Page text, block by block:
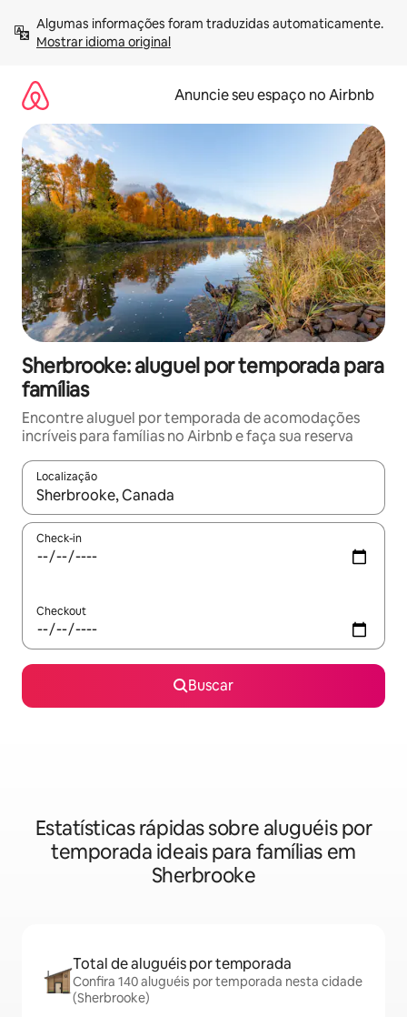
para
Mostrar idioma original
Anuncie seu espaço no Airbnb
Sherbrooke: aluguel por temporada para
famílias
Encontre aluguel por temporada de acomodações
incríveis para famílias no Airbnb e faça sua reserva
Localização
Quando os resultados estiverem disponíveis, explore-os
Check-in
Checkout
Buscar
Estatísticas rápidas sobre aluguéis por
temporada ideais para famílias em
Sherbrooke
Total de aluguéis por temporada
Confira 140 aluguéis por temporada nesta cidade
(Sherbrooke)